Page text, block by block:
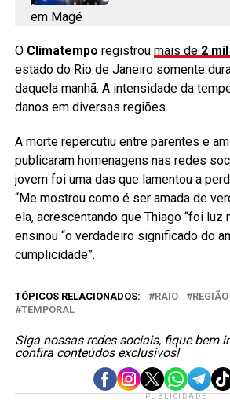
O Climatempo registrou mais de 2
estado do Rio de Janeiro somente
daquela manhã. A intensidade da
danos em diversas regiões.
A morte repercutiu entre parentes e
publicaram homenagens nas redes
jovem foi uma das que lamentou a
“Me mostrou como é ser amada de
ela, acrescentando que Thiago “foi luz
ensinou “o verdadeiro significado do
cumplicidade”.
TÓPICOS RELACIONADOS: RAIO
TEMPORAL
Siga nossas redes sociais, fique bem
confira conteúdos exclusivos!
PUBLICIDADE